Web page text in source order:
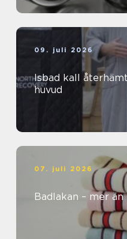
09. juli 2026
Isbad kall återhämtning för kropp och
huvud
07. juli 2026
Badlakan – mer